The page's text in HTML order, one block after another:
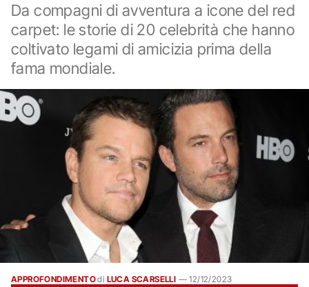
Da compagni di avventura a icone del red
carpet: le storie di 20 celebrità che hanno
coltivato legami di amicizia prima della
fama mondiale.
APPROFONDIMENTOdi LUCA SCARSELLI —12/12/2023